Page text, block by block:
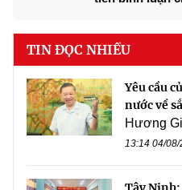
TIN ĐỌC NHIỀU
Yêu cầu
nước về
Hương
13:14 04/